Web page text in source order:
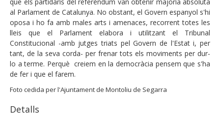
al Parlament de Catalunya. No obstant, el Govern espanyol s'hi
oposa i ho fa amb males arts i amenaces, recorrent totes les
lleis que el Parlament elabora i utilitzant el Tribunal
Constitucional -amb jutges triats pel Govern de l'Estat i, per
tant, de la seva corda- per frenar tots els moviments per dur-
lo a terme. Perquè creiem en la democràcia pensem que s'ha
de fer i que el farem.
Foto cedida per l'Ajuntament de Montoliu de Segarra
Detalls